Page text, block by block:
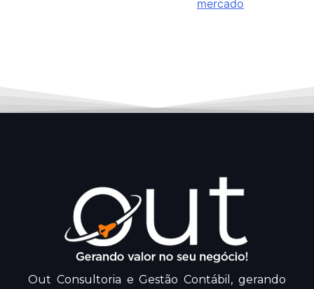
mercado
Out Consultoria e Gestão Contábil, gerando